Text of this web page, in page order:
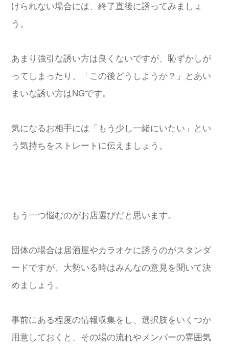
けられない場合には、終了直後に誘ってみましょ
う。
あまり強引な誘い方は良くないですが、恥ずかしが
ってしまったり、「この後どうしようか？」とあい
まいな誘い方はNGです。
気になるお相手には「もう少し一緒にいたい」とい
う気持ちをストレートに伝えましょう。
もう一つ悩むのがお店選びだと思います。
団体の場合は居酒屋やカラオケに誘うのがスタンダ
ードですが、大勢いる時はみんなの意見を聞いて決
めましょう。
事前にある程度の情報収集をし、選択肢をいくつか
用意しておくと、その場の流れやメンバーの雰囲気